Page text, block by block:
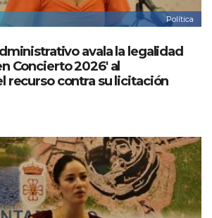
Política
avala la legalidad
Concierto 2026' al
recurso contra su licitación